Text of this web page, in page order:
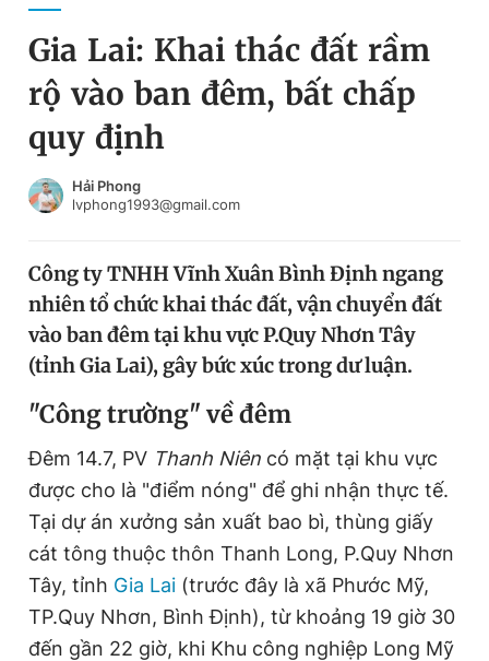
Chuyên mục
Chuyên mục khác
Chào ngày mới
Video Magazine
Sản phẩm khác
Tiện ích Bạn cần biết
Thông tin tòa soạn Liên hệ quảng cáo
Đổi mật khẩu
Tin đã lưu
Tin đã xem
Đăng xuất
Gia Lai: Khai thác đất rầm
rộ vào ban đêm, bất chấp
quy định
Hải Phong
lvphong1993@gmail.com
Công ty TNHH Vĩnh Xuân Bình Định ngang
nhiên tổ chức khai thác đất, vận chuyển đất
vào ban đêm tại khu vực P.Quy Nhơn Tây
(tỉnh Gia Lai), gây bức xúc trong dư luận.
"Công trường" về đêm
Đêm 14.7, PV Thanh Niên có mặt tại khu vực
được cho là "điểm nóng" để ghi nhận thực tế.
Tại dự án xưởng sản xuất bao bì, thùng giấy
cát tông thuộc thôn Thanh Long, P.Quy Nhơn
Tây, tỉnh Gia Lai (trước đây là xã Phước Mỹ,
TP.Quy Nhơn, Bình Định), từ khoảng 19 giờ 30
đến gần 22 giờ, khi Khu công nghiệp Long Mỹ